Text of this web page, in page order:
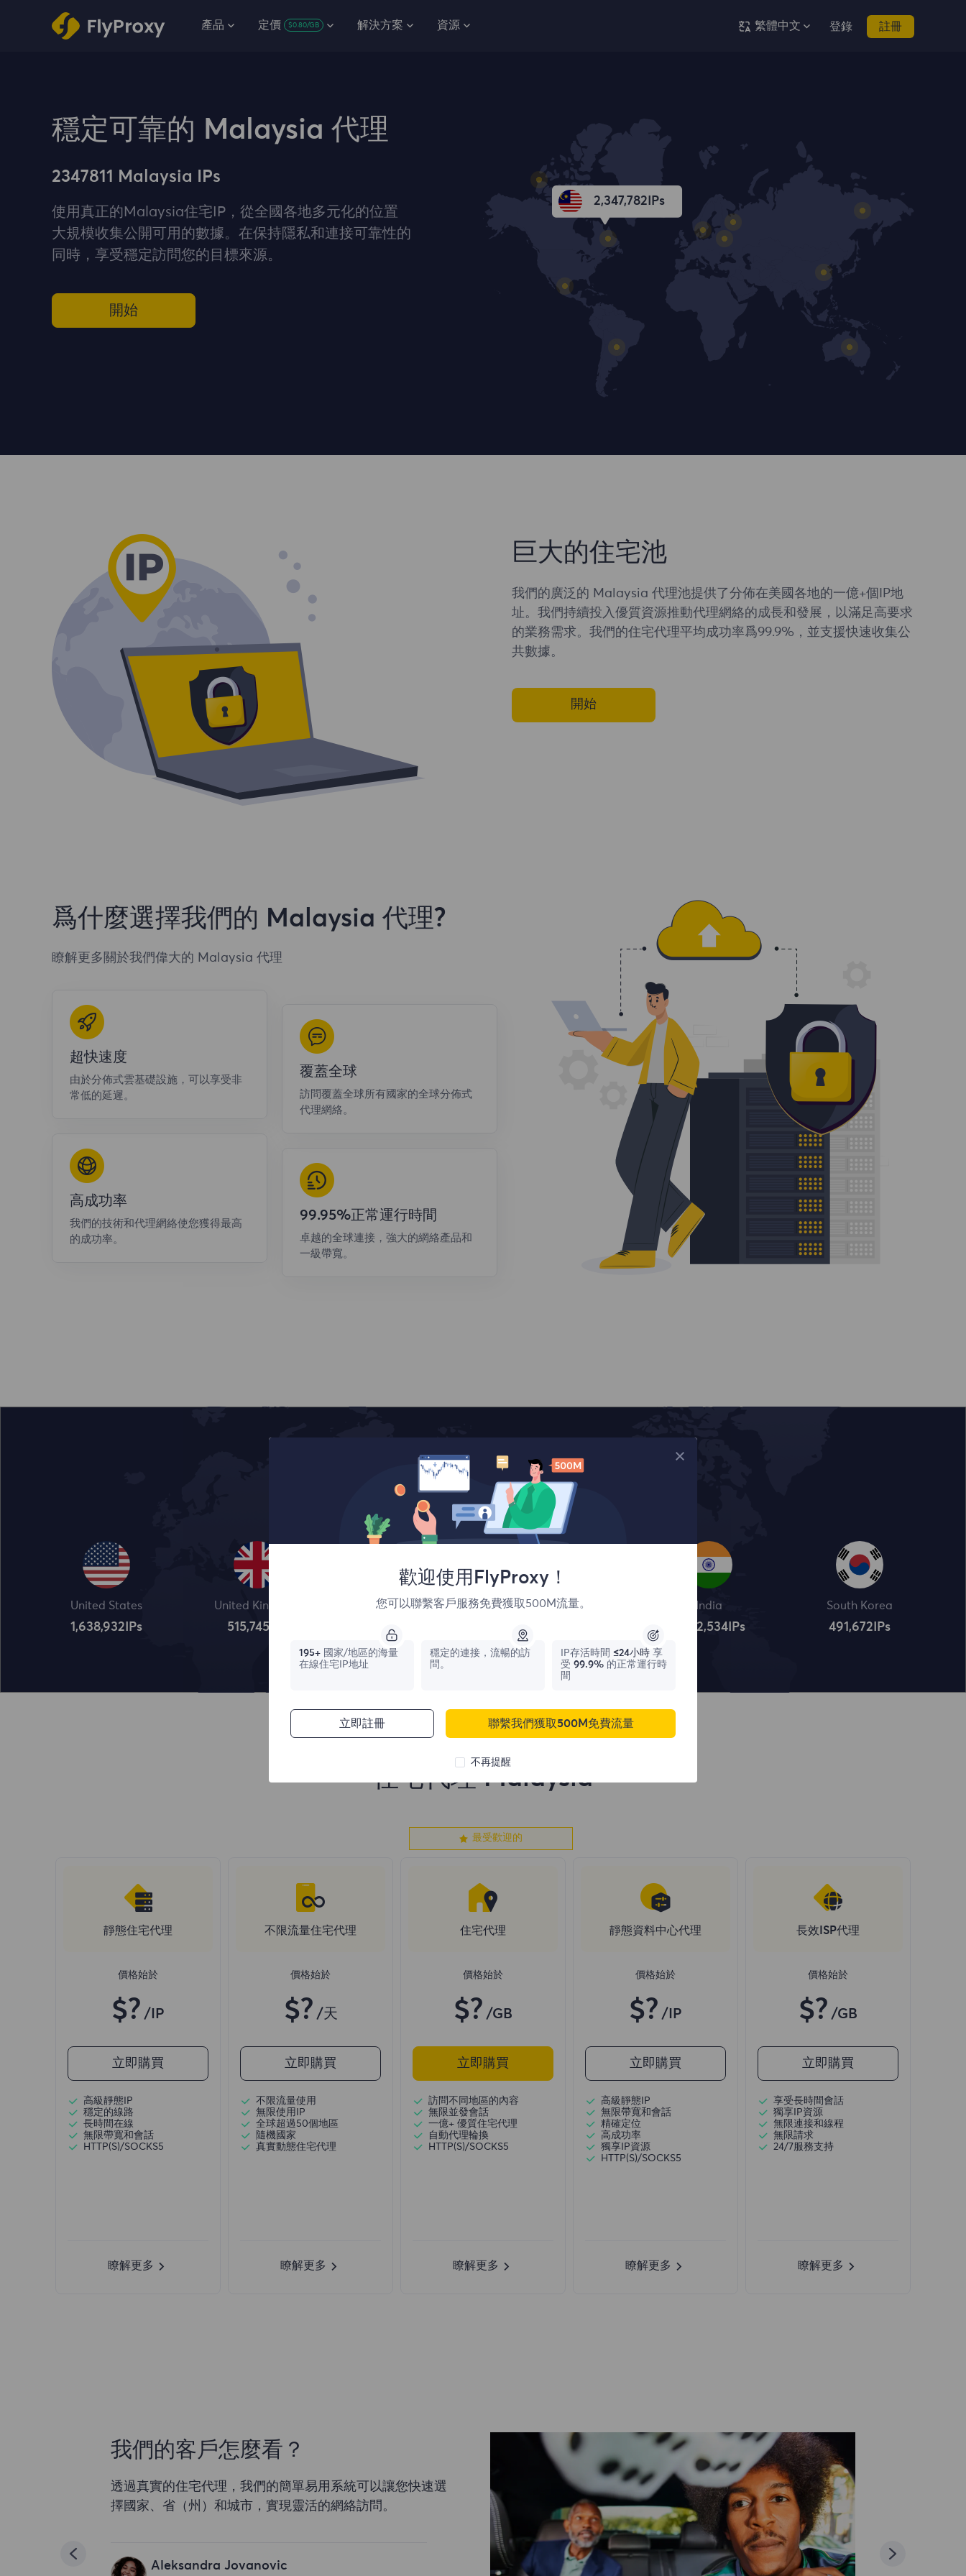
產品 定價 $0.80/GB 解決方案 資源 繁體中文 登錄 註冊
穩定可靠的 Malaysia 代理
2347811 Malaysia IPs
使用真正的Malaysia住宅IP，從全國各地多元化的位置
大規模收集公開可用的數據。在保持隱私和連接可靠性的
同時，享受穩定訪問您的目標來源。
開始
2,347,811IPs
巨大的住宅池
我們的廣泛的 Malaysia 代理池提供了分佈在美國各地的一億+個IP地
址。我們持續投入優質資源推動代理網絡的成長和發展，以滿足高要求
的業務需求。我們的住宅代理平均成功率爲99.9%，並支援快速收集公
共數據。
開始
爲什麼選擇我們的 Malaysia 代理?
瞭解更多關於我們偉大的 Malaysia 代理
超快速度
由於分佈式雲基礎設施，可以享受非
常低的延遲。
高成功率
我們的技術和代理網絡使您獲得最高
的成功率。
覆蓋全球
訪問覆蓋全球所有國家的全球分佈式
代理網絡。
99.95%正常運行時間
卓越的全球連接，強大的網絡產品和
一級帶寬。
覆蓋全球
United States
1,638,932 IPs
United Kingdom
515,745
France
1,042,773
Canada India
4,322,534 IPs
South Korea
491,672 IPs
住宅代理 Malaysia
最受歡迎的
靜態住宅代理
價格始於
$? /IP
立即購買
高級靜態IP
穩定的線路
長時間在線
無限帶寬和會話
HTTP(S)/SOCKS5
瞭解更多
不限流量住宅代理
價格始於
$? /天
立即購買
不限流量使用
無限使用IP
全球超過50個地區
隨機國家
真實動態住宅代理
瞭解更多
住宅代理
價格始於
$? /GB
立即購買
訪問不同地區的內容
無限並發會話
一億+ 優質住宅代理
自動代理輪換
HTTP(S)/SOCKS5
瞭解更多
靜態資料中心代理
價格始於
$? /IP
立即購買
高級靜態IP
無限帶寬和會話
精確定位
高成功率
獨享IP資源
HTTP(S)/SOCKS5
瞭解更多
長效ISP代理
價格始於
$? /GB
立即購買
享受長時間會話
獨享IP資源
無限連接和線程
無限請求
24/7服務支持
瞭解更多
我們的客戶怎麼看？
透過真實的住宅代理，我們的簡單易用系統可以讓您快速選
擇國家、省（州）和城市，實現靈活的網絡訪問。
Aleksandra Jovanovic
歡迎使用FlyProxy！
您可以聯繫客戶服務免費獲取500M流量。
195+ 國家/地區的海量
在線住宅IP地址
穩定的連接，流暢的訪
問。
IP存活時間 ≤24小時 享
受 99.9% 的正常運行時
間
立即註冊 聯繫我們獲取500M免費流量
不再提醒